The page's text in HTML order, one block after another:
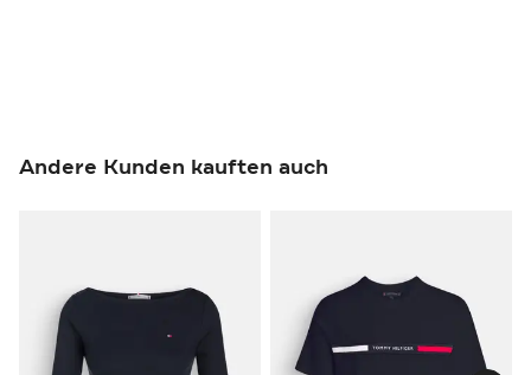
Andere Kunden kauften auch